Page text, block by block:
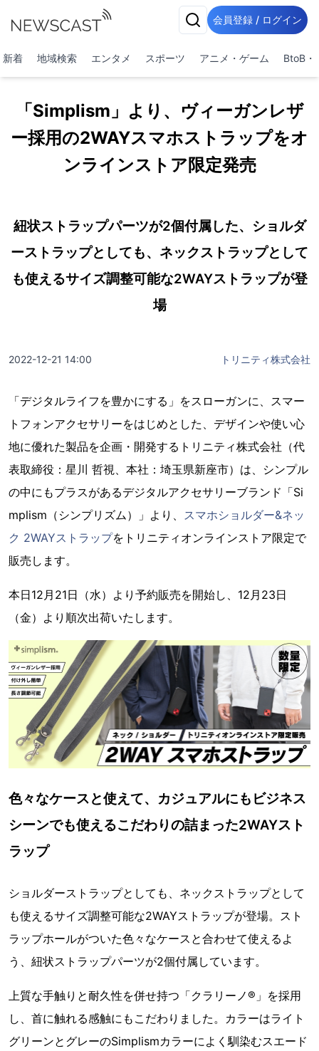
会員登録 / ログイン
新着 地域検索 エンタメ スポーツ アニメ・ゲーム BtoB・
「Simplism」より、ヴィーガンレザ
ー採用の2WAYスマホストラップをオ
ンラインストア限定発売
紐状ストラップパーツが2個付属した、ショルダ
ーストラップとしても、ネックストラップとして
も使えるサイズ調整可能な2WAYストラップが登
場
2022-12-21 14:00 トリニティ株式会社
「デジタルライフを豊かにする」をスローガンに、スマー
トフォンアクセサリーをはじめとした、デザインや使い心
地に優れた製品を企画・開発するトリニティ株式会社（代
表取締役：星川 哲視、本社：埼玉県新座市）は、シンプル
の中にもプラスがあるデジタルアクセサリーブランド「Si
mplism（シンプリズム）」より、 スマホショルダー&ネッ
ク 2WAYストラップをトリニティオンラインストア限定で
販売します。
本日12月21日（水）より予約販売を開始し、12月23日
（金）より順次出荷いたします。
色々なケースと使えて、カジュアルにもビジネス
シーンでも使えるこだわりの詰まった2WAYスト
ラップ
ショルダーストラップとしても、ネックストラップとして
も使えるサイズ調整可能な2WAYストラップが登場。スト
ラップホールがついた色々なケースと合わせて使えるよ
う、紐状ストラップパーツが2個付属しています。
上質な手触りと耐久性を併せ持つ「クラリーノ®︎」を採用
し、首に触れる感触にもこだわりました。カラーはライト
グリーンとグレーのSimplismカラーによく馴染むスエード